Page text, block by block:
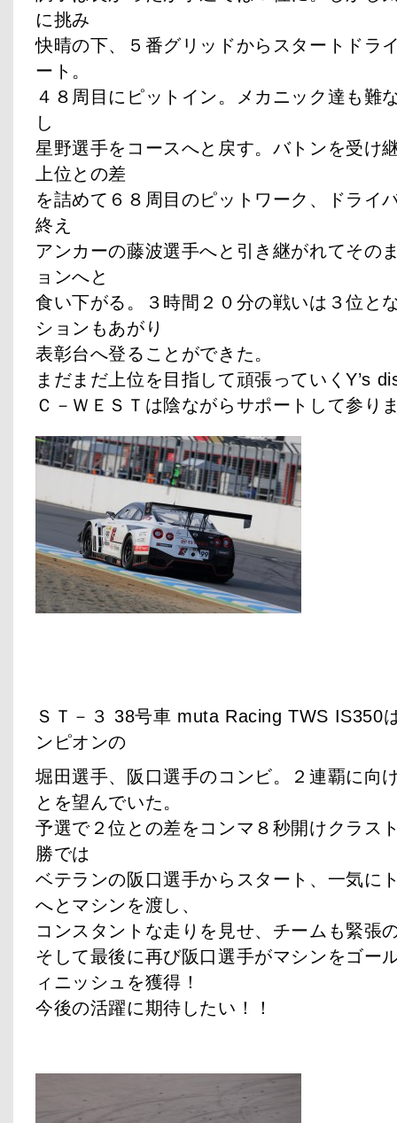
に挑み
快晴の下、５番グリッドからスタートドラ
ート。
４８周目にピットイン。メカニック達も難
し
星野選手をコースへと戻す。バトンを受け
上位との差
を詰めて６８周目のピットワーク、ドライ
終え
アンカーの藤波選手へと引き継がれてその
ョンへと
食い下がる。３時間２０分の戦いは３位と
ションもあがり
表彰台へ登ることができた。
まだまだ上位を目指して頑張っていくY’s
Ｃ－ＷＥＳＴは陰ながらサポートして参り
ＳＴ－３ 38号車 muta Racing TWS IS350
ンピオンの
堀田選手、阪口選手のコンビ。２連覇に向
とを望んでいた。
予選で２位との差をコンマ８秒開けクラス
勝では
ベテランの阪口選手からスタート、一気に
へとマシンを渡し、
コンスタントな走りを見せ、チームも緊張
そして最後に再び阪口選手がマシンをゴー
ィニッシュを獲得！
今後の活躍に期待したい！！